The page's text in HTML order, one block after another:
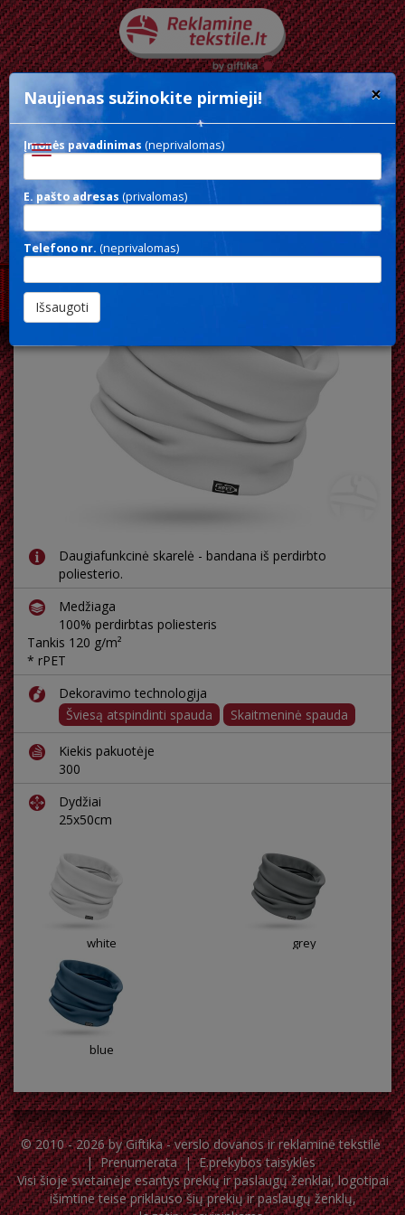
Toggle
RPET BANDANA
Daugiafunkcinė skarelė - bandana iš perdirbto
poliesterio.
Medžiaga
100% perdirbtas poliesteris
Tankis 120 g/m²
* rPET
Dekoravimo technologija
Šviesą atspindinti spauda
Skaitmeninė spauda
Kiekis pakuotėje
300
Dydžiai
25x50cm
white grey
blue
© 2010 - 2026 byGiftika - verslo dovanos ir reklaminė tekstilė
|Prenumerata|E.prekybos taisyklės
Visi šioje svetainėje esantys prekių ir paslaugų ženklai, logotipai
išimtine teise priklauso šių prekių ir paslaugų ženklų,
×
Naujienas sužinokite pirmieji!
Įmonės pavadinimas (neprivalomas)
E. pašto adresas (privalomas)
Telefono nr. (neprivalomas)